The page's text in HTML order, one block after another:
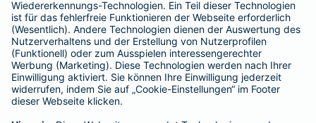
BELIEBTE SEITEN
Kranken-Zusatzversicherung
Tierversicherungen
Haftpflichtversicherung
Hausratversicherung